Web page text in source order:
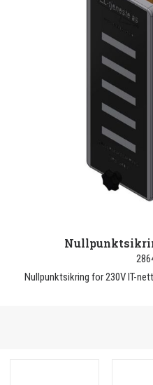
Nullpunktsikring for 230V IT-